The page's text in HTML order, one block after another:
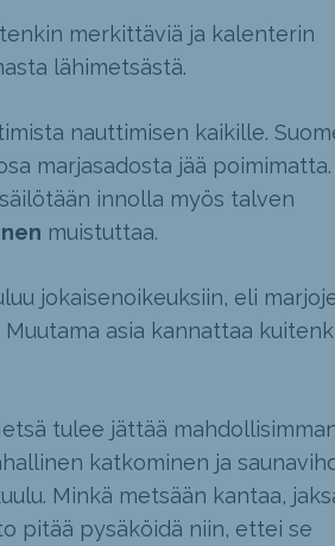
merkittäviä ja kalenterin
lähimetsästä.
nauttimisen kaikille.
marjasadosta jää poimimatta.
innolla myös talven
muistuttaa.
jokaisenoikeuksiin, eli
asia kannattaa
tulee jättää
katkominen ja
Minkä metsään kantaa,
pitää pysäköidä niin, ettei se